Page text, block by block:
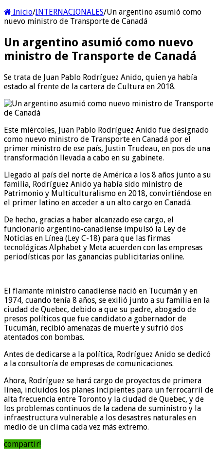
Inicio/INTERNACIONALES/Un argentino asumió como
nuevo ministro de Transporte de Canadá
Un argentino asumió como nuevo
ministro de Transporte de Canadá
Se trata de Juan Pablo Rodríguez Anido, quien ya había
estado al frente de la cartera de Cultura en 2018.
Este miércoles, Juan Pablo Rodríguez Anido fue designado
como nuevo ministro de Transporte en Canadá por el
primer ministro de ese país, Justin Trudeau, en pos de una
transformación llevada a cabo en su gabinete.
Llegado al país del norte de América a los 8 años junto a su
familia, Rodríguez Anido ya había sido ministro de
Patrimonio y Multiculturalismo en 2018, convirtiéndose en
el primer latino en acceder a un alto cargo en Canadá.
De hecho, gracias a haber alcanzado ese cargo, el
funcionario argentino-canadiense impulsó la Ley de
Noticias en Línea (Ley C-18) para que las firmas
tecnológicas Alphabet y Meta acuerden con las empresas
periodísticas por las ganancias publicitarias online.
El flamante ministro canadiense nació en Tucumán y en
1974, cuando tenía 8 años, se exilió junto a su familia en la
ciudad de Quebec, debido a que su padre, abogado de
presos políticos que fue candidato a gobernador de
Tucumán, recibió amenazas de muerte y sufrió dos
atentados con bombas.
Antes de dedicarse a la política, Rodríguez Anido se dedicó
a la consultoría de empresas de comunicaciones.
Ahora, Rodríguez se hará cargo de proyectos de primera
línea, incluidos los planes incipientes para un ferrocarril de
alta frecuencia entre Toronto y la ciudad de Quebec, y de
los problemas continuos de la cadena de suministro y la
infraestructura vulnerable a los desastres naturales en
medio de un clima cada vez más extremo.
compartir!